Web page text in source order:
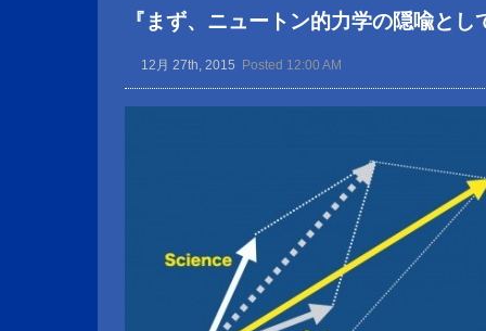
『まず、ニュートン的力学の隠喩とし
12月 27th, 2015 Posted 12:00 AM